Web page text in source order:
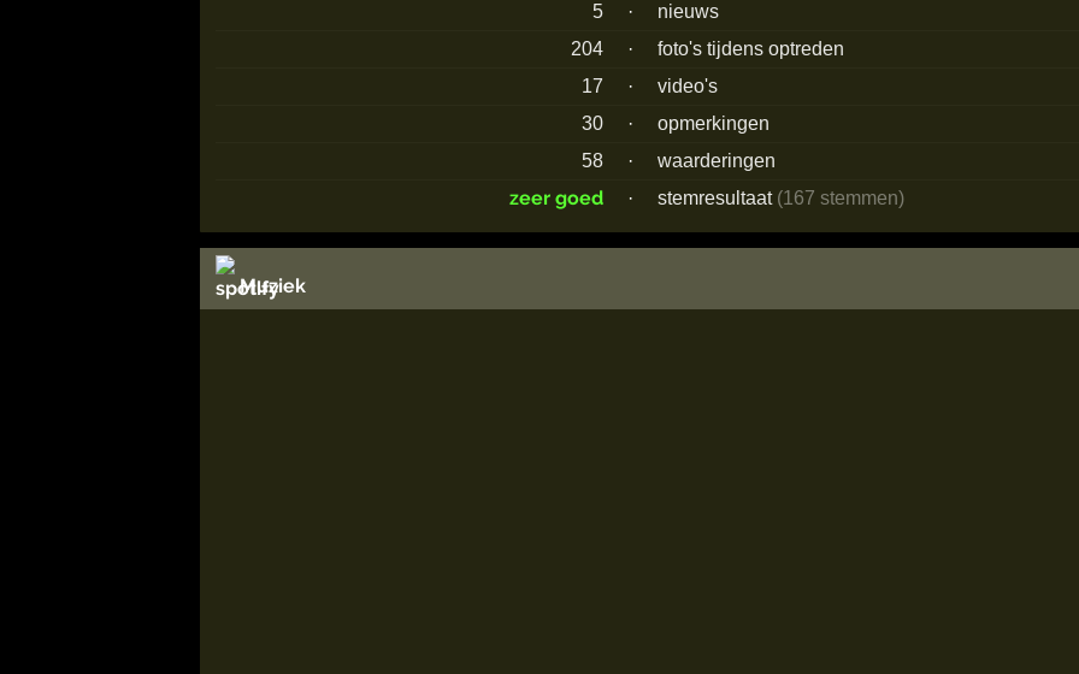
5
·
nieuws
204
·
foto's tijdens optreden
17
·
video's
30
·
opmerkingen
58
· waarderingen
zeer goed · stemresultaat (167 stemmen)
Muziek